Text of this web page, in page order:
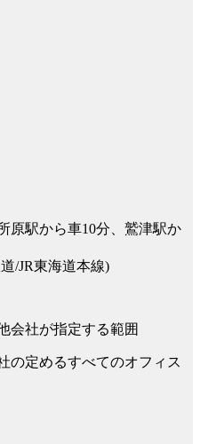
原駅から車10分、鷲津駅か
/JR東海道本線)
会社が指定する範囲
の定めるすべてのオフィス